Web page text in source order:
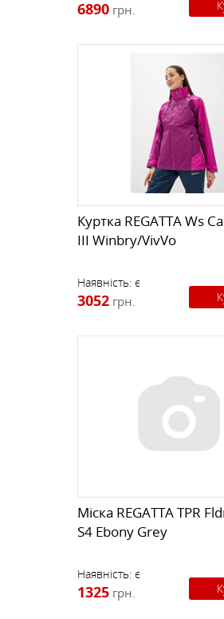
6890 грн.
Куртка REGATTA Ws
III Winbry/VivVo
Наявність: є
3052 грн.
Міска REGATTA TPR
S4 Ebony Grey
Наявність: є
1325 грн.